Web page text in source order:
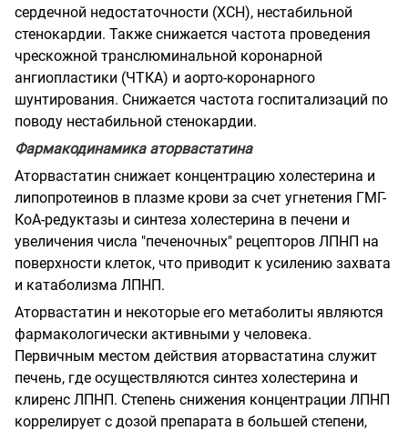
сердечной недостаточности (ХСН), нестабильной
стенокардии. Также снижается частота проведения
чрескожной транслюминальной коронарной
ангиопластики (ЧТКА) и аорто-коронарного
шунтирования. Снижается частота госпитализаций по
поводу нестабильной стенокардии.
Фармакодинамика аторвастатина
Аторвастатин снижает концентрацию холестерина и
липопротеинов в плазме крови за счет угнетения ГМГ-
КоА-редуктазы и синтеза холестерина в печени и
увеличения числа "печеночных" рецепторов ЛПНП на
поверхности клеток, что приводит к усилению захвата
и катаболизма ЛПНП.
Аторвастатин и некоторые его метаболиты являются
фармакологически активными у человека.
Первичным местом действия аторвастатина служит
печень, где осуществляются синтез холестерина и
клиренс ЛПНП. Степень снижения концентрации ЛПНП
коррелирует с дозой препарата в большей степени,